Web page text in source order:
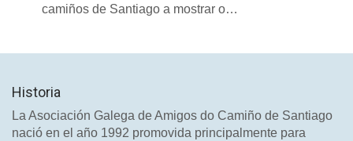
camiños de Santiago a mostrar o…
Historia
La Asociación Galega de Amigos do Camiño de Santiago
nació en el año 1992 promovida principalmente para